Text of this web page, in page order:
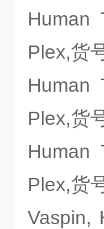
Human
Plex,货
Human
Plex,货
Human
Plex,货
Vaspin,